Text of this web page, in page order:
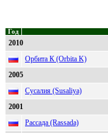
Год
2010
Орбита К (Orbita K)
2005
Сусалия (Susaliya)
2001
Рассада (Rassada)